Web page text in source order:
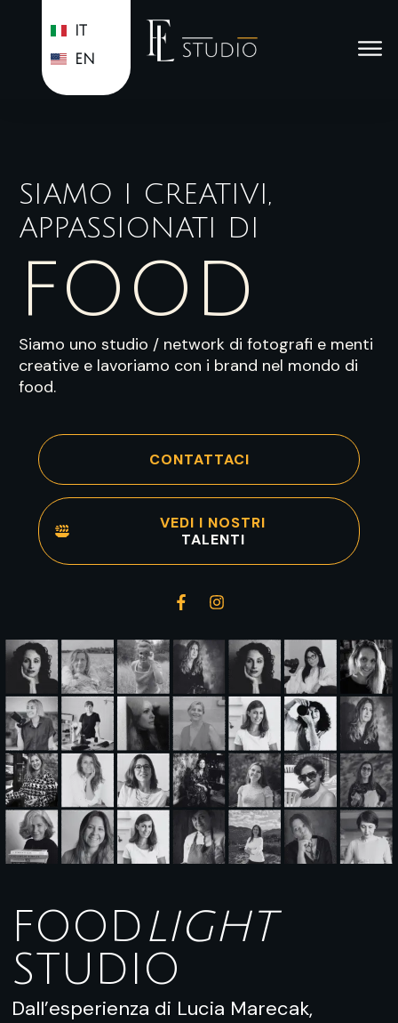
IT
EN
SIAMO I CREATIVI,
APPASSIONATI DI
FOOD
Siamo uno studio / network di fotografi e menti
creative e lavoriamo con i brand nel mondo di
food.
CONTATTACI
VEDI I NOSTRI
TALENTI
FOODLIGHT
STUDIO
Dall’esperienza di Lucia Marecak,